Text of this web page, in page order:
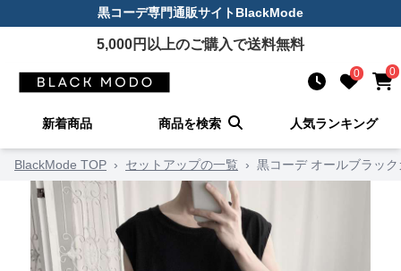
黒コーデ専門通販サイトBlackMode
5,000円以上のご購入で送料無料
0 0
新着商品 商品を検索 人気ランキング
BlackMode TOP › セットアップの一覧 › 黒コーデ オールブラッ